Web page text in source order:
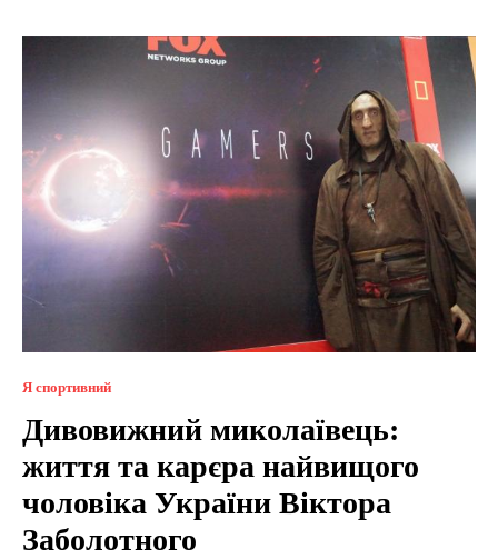
Я спортивний
Дивовижний миколаївець:
життя та карєра найвищого
чоловіка України Віктора
Заболотного